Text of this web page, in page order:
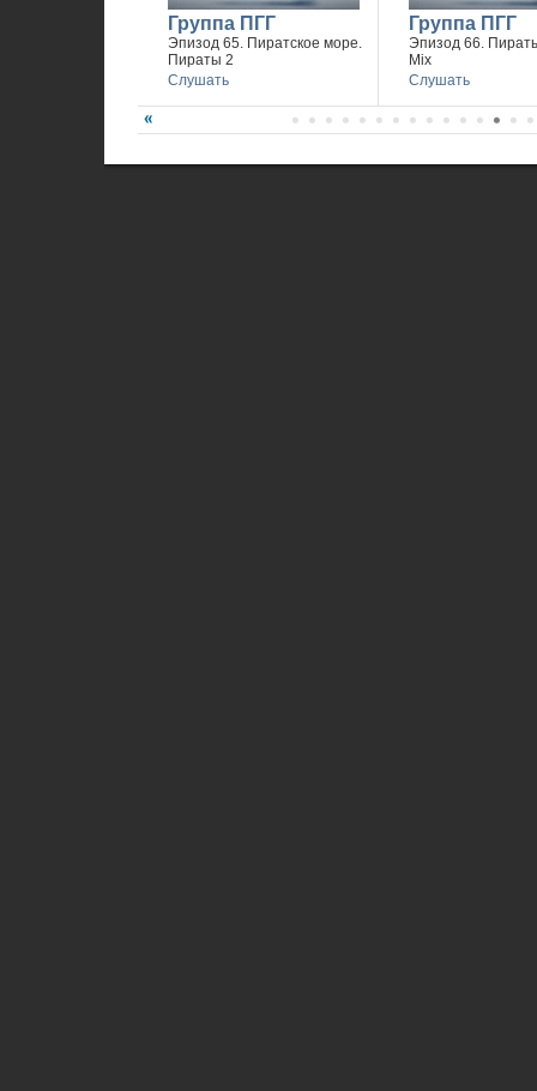
Группа ПГГ
Эпизод 65. Пиратское море.
Пираты 2
Слушать
Группа ПГГ
Эпизод 66.
Mix
Слушать